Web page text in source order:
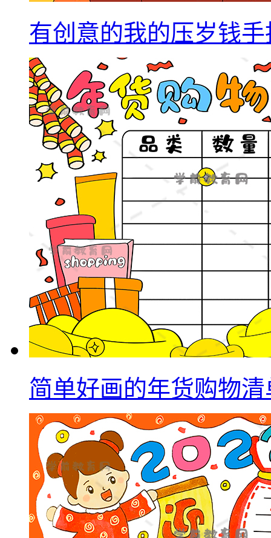
有创意的我的压岁钱手
简单好画的年货购物清